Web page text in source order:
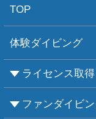
TOP
体験ダイビング
ライセンス取得
CMASについて
PADIについて
Ｃカードライセン
レベルアップ
レベルアップPADI
インストラクター
エンリッチド・エ
ファンダイビ